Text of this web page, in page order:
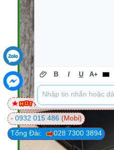
Tổng Đài: 028 7300 3894
- 0932 015 486 (Mobi)
0981 81 32 72
B I U A+